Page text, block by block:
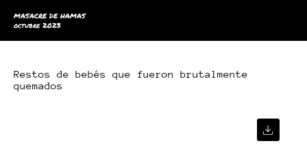
MASACRE DE HAMAS
octubre 2023
Restos de bebés que fueron brutalmente
quemados